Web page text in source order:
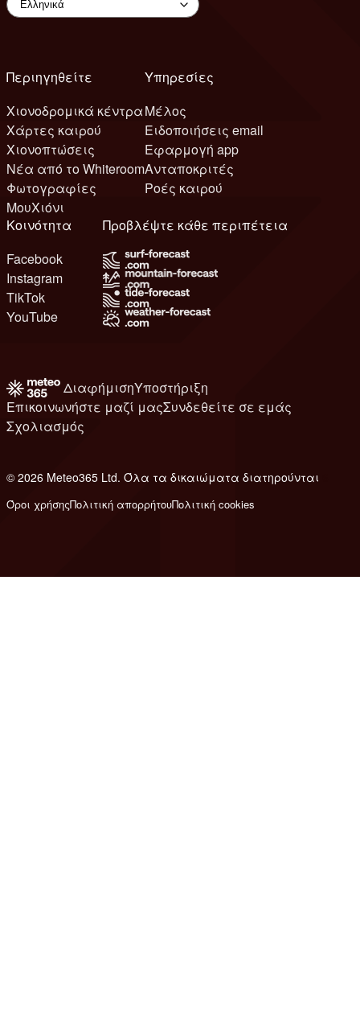
Περιηγηθείτε
Χιονοδρομικά κέντρα
Χάρτες καιρού
Χιονοπτώσεις
Νέα από το Whiteroom
Φωτογραφίες
ΜουΧιόνι
Υπηρεσίες
Μέλος
Ειδοποιήσεις email
Εφαρμογή app
Ανταποκριτές
Ροές καιρού
Κοινότητα
Facebook
Instagram
TikTok
YouTube
Προβλέψτε κάθε περιπέτεια
ΔιαφήμισηΥποστήριξη
Επικοινωνήστε μαζί μαςΣυνδεθείτε σε εμάς
Σχολιασμός
© 2026 Meteo365 Ltd. Όλα τα δικαιώματα διατηρούνται
Όροι χρήσηςΠολιτική απορρήτουΠολιτική cookies